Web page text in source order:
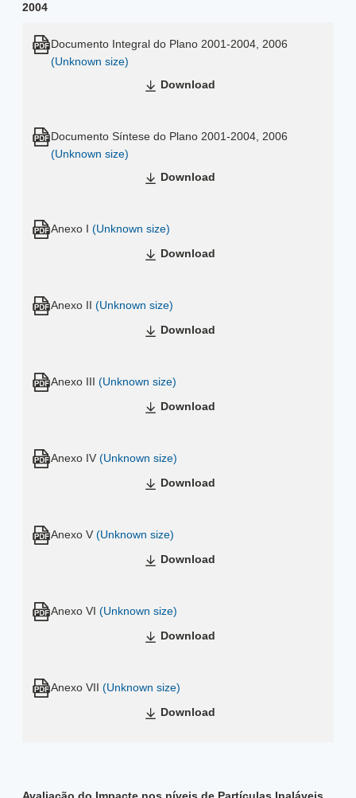
2004
Documento Integral do Plano 2001-2004, 2006
(Unknown size)
Download
Documento Síntese do Plano 2001-2004, 2006
(Unknown size)
Download
Anexo I (Unknown size)
Download
Anexo II (Unknown size)
Download
Anexo III (Unknown size)
Download
Anexo IV (Unknown size)
Download
Anexo V (Unknown size)
Download
Anexo VI (Unknown size)
Download
Anexo VII (Unknown size)
Download